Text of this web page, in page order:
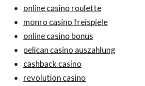
online casino roulette
monro casino freispiele
online casino bonus
pelican casino auszahlung
cashback casino
revolution casino